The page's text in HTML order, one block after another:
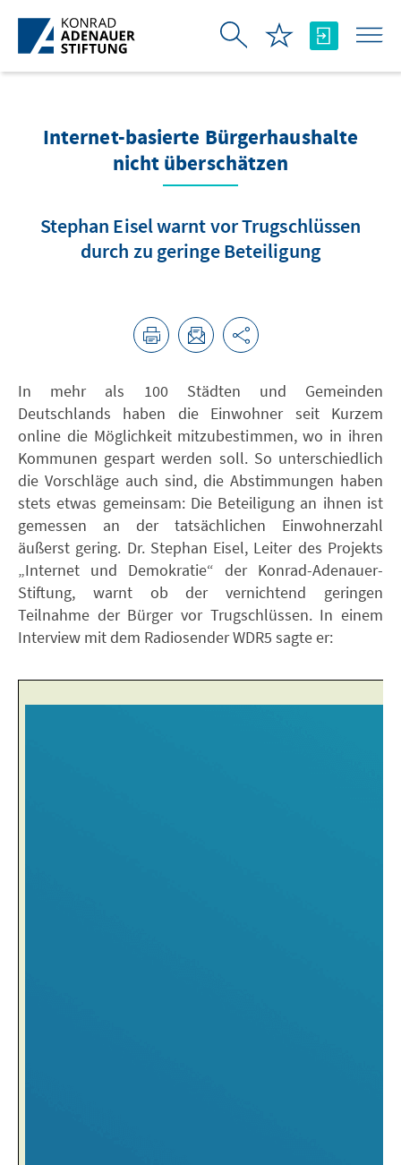
Skip to Main Content
Internet-basierte Bürgerhaushalte
nicht überschätzen
Stephan Eisel warnt vor Trugschlüssen
durch zu geringe Beteiligung
In mehr als 100 Städten und Gemeinden
Deutschlands haben die Einwohner seit Kurzem
online die Möglichkeit mitzubestimmen, wo in ihren
Kommunen gespart werden soll. So unterschiedlich
die Vorschläge auch sind, die Abstimmungen haben
stets etwas gemeinsam: Die Beteiligung an ihnen ist
gemessen an der tatsächlichen Einwohnerzahl
äußerst gering. Dr. Stephan Eisel, Leiter des Projekts
„Internet und Demokratie“ der Konrad-Adenauer-
Stiftung, warnt ob der vernichtend geringen
Teilnahme der Bürger vor Trugschlüssen. In einem
Interview mit dem Radiosender WDR5 sagte er: